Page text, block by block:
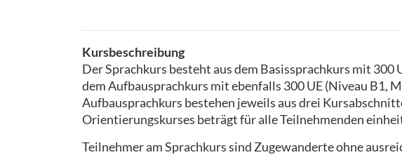
Kursbeschreibung
Der Sprachkurs besteht aus dem Basissprachkurs mit 300
dem Aufbausprachkurs mit ebenfalls 300 UE (Niveau B1,
Aufbausprachkurs bestehen jeweils aus drei
Orientierungskurses beträgt für alle Teilnehmenden
Teilnehmer am Sprachkurs sind Zugewanderte ohne